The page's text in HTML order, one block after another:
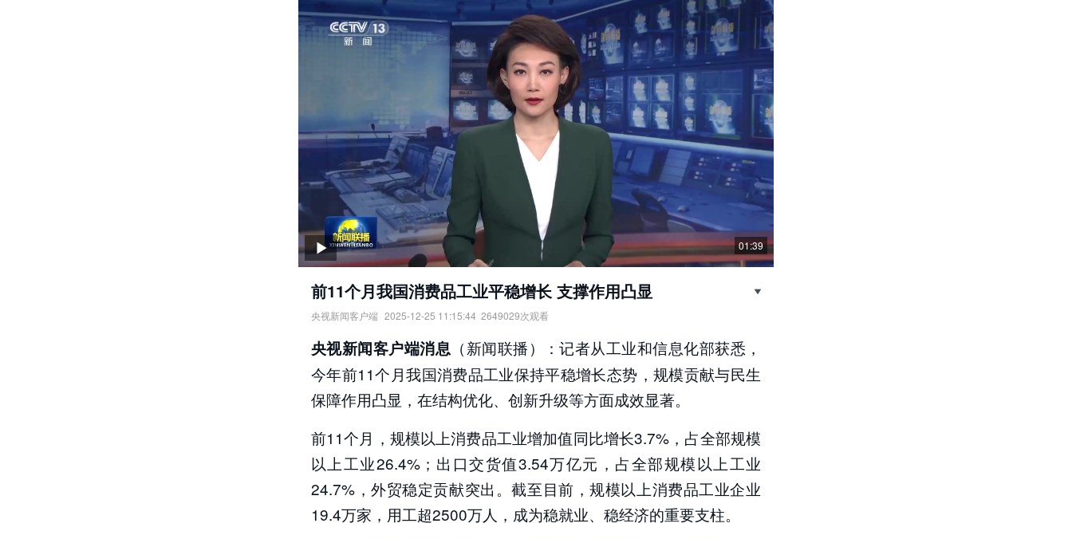
01:39
前11个月我国消费品工业平稳增长 支撑作用凸显
央视新闻客户端 2025-12-25 11:15:44 2649029次观看
责任编辑：央视新闻客户端
央视新闻客户端消息 （新闻联播）：记者从工业和信息化部获悉，
今年前11个月我国消费品工业保持平稳增长态势，规模贡献与民生
保障作用凸显，在结构优化、创新升级等方面成效显著。
前11个月，规模以上消费品工业增加值同比增长3.7%，占全部规模
以上工业26.4%；出口交货值3.54万亿元，占全部规模以上工业
24.7%，外贸稳定贡献突出。截至目前，规模以上消费品工业企业
19.4万家，用工超2500万人，成为稳就业、稳经济的重要支柱。